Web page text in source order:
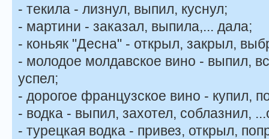
- текила - лизнул, выпил, куснул;
- мартини - заказал, выпила,... дала;
- коньяк "Десна" - открыл, закрыл,
- молодое молдавское вино - выпил,
успел;
- дорогое французское вино - купил,
- водка - выпил, захотел, соблазнил,
- турецкая водка - привез, открыл,